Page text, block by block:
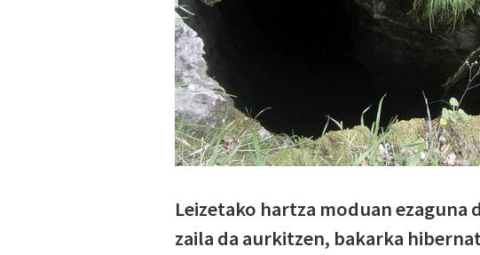
Leizetako hartza moduan
zaila da aurkitzen, bakarka